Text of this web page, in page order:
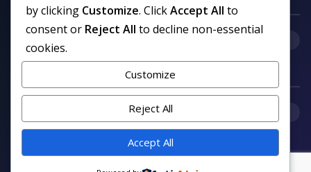
by clicking Customize. ClickAccept All to
consent or Reject All to decline non-essential
cookies.
Customize
Reject All
Accept All